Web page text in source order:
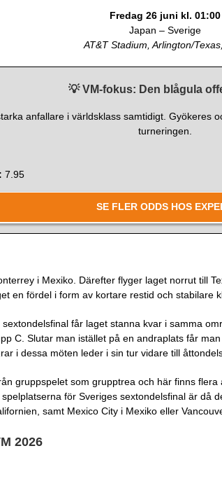
Fredag 26 juni kl. 01:00
Japan – Sverige
AT&T Stadium, Arlington/
💡 VM-fokus: Den blågula
anfallare i världsklass samtidigt. Gyökeres
turneringen.
7.95
SE FLER ODDS HOS
i Mexiko. Därefter flyger laget norrut till
en fördel i form av kortare restid och stabilare
får laget stanna kvar i samma
C. Slutar man istället på en andraplats får
i dessa möten leder i sin tur vidare till
gruppspelet som grupptrea och här finns
för Sveriges sextondelsfinal är då
samt Mexico City i Mexiko eller
2026